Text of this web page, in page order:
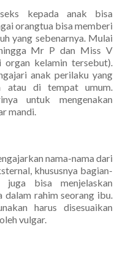
kepada anak bisa
orangtua bisa memberi
yang sebenarnya. Mulai
Mr P dan Miss V
organ kelamin tersebut).
anak perilaku yang
atau di tempat umum.
untuk mengenakan
mandi.
nama-nama dari
khususnya bagian-
juga bisa menjelaskan
rahim seorang ibu.
harus disesuaikan
vulgar.